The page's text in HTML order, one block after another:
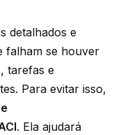
detalhados e
falham se houver
tarefas e
Para evitar isso,
. Ela ajudará